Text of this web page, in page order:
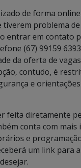
de forma
tiverem problema de
entrar em contato
(67) 99159
da oferta de
contudo, é
e
feita diretamente
conta com
e
um link para